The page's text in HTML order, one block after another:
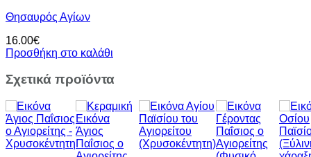
Θησαυρός Αγίων
16.00€
Προσθήκη στο καλάθι
Σχετικά προϊόντα